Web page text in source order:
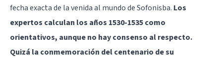
fecha exacta de la venida al mundo de Sofonisba. Los
expertos calculan los años 1530-1535 como
orientativos, aunque no hay consenso al respecto.
Quizá la conmemoración del centenario de su